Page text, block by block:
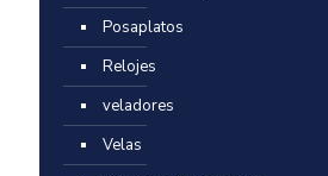
Posaplatos
Relojes
veladores
Velas